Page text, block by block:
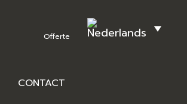
CONTACT